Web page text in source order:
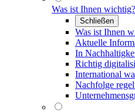
Was ist Ihnen wichtig?
Schließen
Was ist Ihnen
Aktuelle
In
Richtig
International
Nachfolge